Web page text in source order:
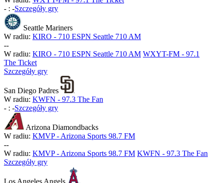
- : -Szczegóły gry
Seattle Mariners
W radiu: KIRO - 710 ESPN Seattle 710 AM
--
W radiu: KIRO - 710 ESPN Seattle 710 AM WXYT-FM - 97.1
The Ticket
Szczegóły gry
San Diego Padres
W radiu: KWFN - 97.3 The Fan
- : -Szczegóły gry
Arizona Diamondbacks
W radiu: KMVP - Arizona Sports 98.7 FM
--
W radiu: KMVP - Arizona Sports 98.7 FM KWFN - 97.3 The Fan
Szczegóły gry